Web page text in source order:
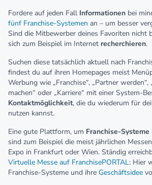
Fordere auf jeden Fall Informationen bei
fünf Franchise-Systemen an – um besser
Sind die Mitbewerber deines Favoriten nicht
sich zum Beispiel im Internet recherchieren.
Suchen diese tatsächlich aktuell nach
findest du auf ihren Homepages meist
Werbung wie „Franchise“, „Partner
machen“ oder „Karriere“ mit einer System-
Kontaktmöglichkeit, die du wiederum für
nutzen kannst.
Eine gute Plattform, um Franchise-
sind zum Beispiel die meist jährlichen
Expo in Frankfurt oder Wien. Ständig
Virtuelle Messe auf FranchisePORTAL: Hier
Franchise-Systeme und ihre Geschäftsidee